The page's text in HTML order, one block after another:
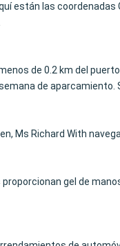
están las
de 0.2 km del
de
Ms Richard With
gel de